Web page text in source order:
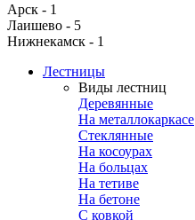
Арск - 1
Лаишево - 5
Нижнекамск - 1
Лестницы
Виды лестниц
Деревянные
На металлокаркасе
Стеклянные
На косоурах
На больцах
На тетиве
На бетоне
С ковкой